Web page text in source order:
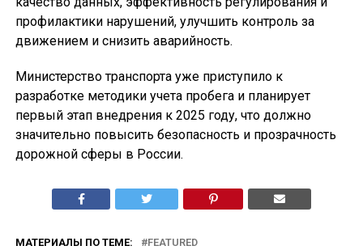
профилактики нарушений, улучшить контроль за
движением и снизить аварийность.
Министерство транспорта уже приступило к
разработке методики учета пробега и планирует
первый этап внедрения к 2025 году, что должно
значительно повысить безопасность и прозрачность
дорожной сферы в России.
МАТЕРИАЛЫ ПО ТЕМЕ: FEATURED